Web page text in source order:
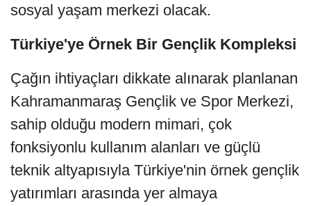
sosyal yaşam merkezi olacak.
Türkiye'ye Örnek Bir Gençlik Kompleksi
Çağın ihtiyaçları dikkate alınarak planlanan
Kahramanmaraş Gençlik ve Spor Merkezi,
sahip olduğu modern mimari, çok
fonksiyonlu kullanım alanları ve güçlü
teknik altyapısıyla Türkiye'nin örnek gençlik
yatırımları arasında yer almaya